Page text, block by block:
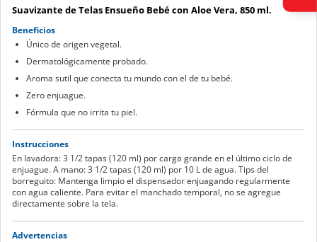
Suavizante de Telas Ensueño Bebé con Aloe Vera, 850 ml.
Beneficios
Único de origen vegetal.
Dermatológicamente probado.
Aroma sutil que conecta tu mundo con el de tu bebé.
Zero enjuague.
Fórmula que no irrita tu piel.
Instrucciones
En lavadora: 3 1/2 tapas (120 ml) por carga grande en el último ciclo de
enjuague. A mano: 3 1/2 tapas (120 ml) por 10 L de agua. Tips del
borreguito: Mantenga limpio el dispensador enjuagando regularmente
con agua caliente. Para evitar el manchado temporal, no se agregue
directamente sobre la tela.
Advertencias